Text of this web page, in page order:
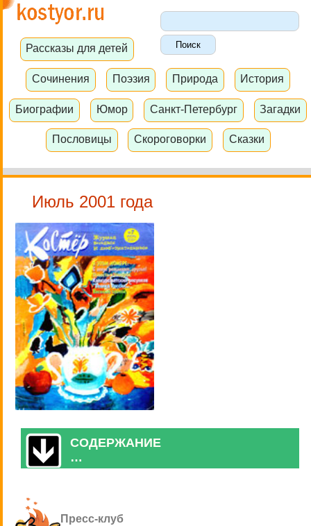
Рассказы для детей
Сочинения Поэзия Природа История
Биографии Юмор Санкт-Петербург Загадки
Пословицы Скороговорки Сказки
Июль 2001 года
СОДЕРЖАНИЕ
…
Пресс-клуб